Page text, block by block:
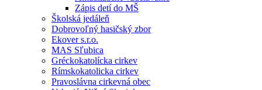
Zápis detí do MŠ
Školská jedáleň
Dobrovoľný hasičský zbor
Ekover s.r.o.
MAS Sľubica
Gréckokatolícka cirkev
Rímskokatolicka cirkev
Pravoslávna cirkevná obec